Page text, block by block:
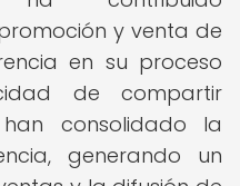
y venta de
en su proceso
de compartir
consolidado la
generando un